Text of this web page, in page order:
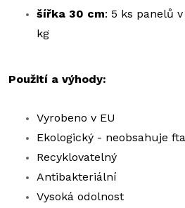
šířka 30 cm: 5 ks panelů
kg
Použití a výhody:
Vyrobeno v EU
Ekologický - neobsahuje
Recyklovatelný
Antibakteriální
Vysoká odolnost